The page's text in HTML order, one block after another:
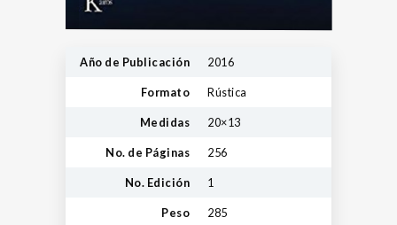
Año de Publicación 2016
Formato Rústica
Medidas 20×13
No. de Páginas 256
No. Edición 1
Peso 285